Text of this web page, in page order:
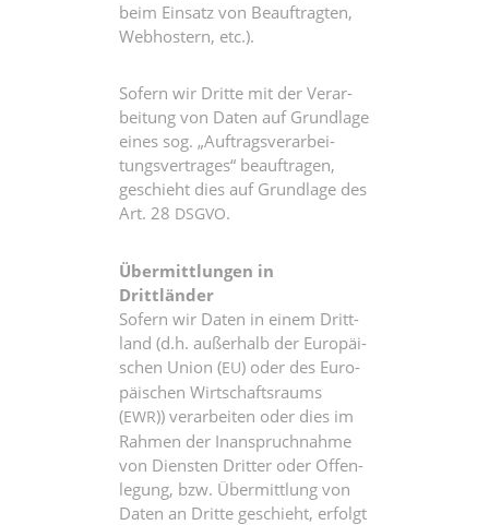
beim Ein­satz von Beauf­trag­ten,
Web­hos­tern, etc.).
Sofern wir Drit­te mit der Ver­ar­
bei­tung von Daten auf Grund­la­ge
eines sog. „Auf­trags­ver­ar­bei­
tungs­ver­tra­ges“ beauf­tra­gen,
geschieht dies auf Grund­la­ge des
Art. 28 DSGVO.
Über­mitt­lun­gen in
Drittländer
Sofern wir Daten in einem Dritt­
land (d.h. außer­halb der Euro­päi­
schen Uni­on (EU) oder des Euro­
päi­schen Wirt­schafts­raums
(EWR)) ver­ar­bei­ten oder dies im
Rah­men der Inan­spruch­nah­me
von Diens­ten Drit­ter oder Offen­
le­gung, bzw. Über­mitt­lung von
Daten an Drit­te geschieht, erfolgt